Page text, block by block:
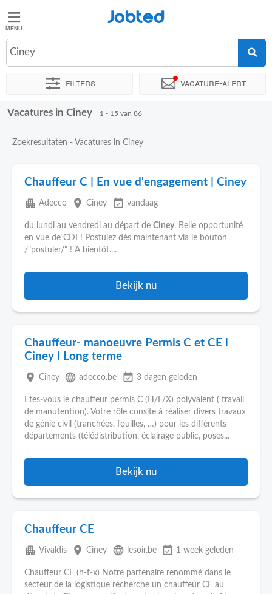
Jobted
Taal
Jobted
Ciney
Filters Vacature-alert
Sorteer op Exacte locatie Uitzendbureau
Vacatures in Ciney 1 - 15 van 86
Zoekresultaten - Vacatures in Ciney
Chauffeur C | En vue d'engagement | Ciney
apartment Adecco place Ciney event_available vandaag
du lundi au vendredi au départ de Ciney. Belle opportunité
en vue de CDI ! Postulez dès maintenant via le bouton
/"postuler/" ! A bientôt....
Bekijk nu
Chauffeur- manoeuvre Permis C et CE l
Ciney l Long terme
place Ciney language adecco.be event_available 3 dagen geleden
Etes-vous le chauffeur permis C (H/F/X) polyvalent ( travail
de manutention). Votre rôle consite à réaliser divers travaux
de génie civil (tranchées, fouilles, …) pour les différents
départements (télédistribution, éclairage public, poses...
Bekijk nu
Chauffeur CE
apartment Vivaldis place Ciney language lesoir.be event_available 1 week geleden
Chauffeur CE (h-f-x) Notre partenaire renommé dans le
secteur de la logistique recherche un chauffeur CE au